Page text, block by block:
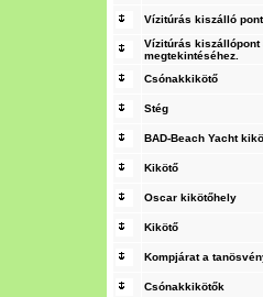
Vízitúrás kiszálló
Vízitúrás kiszállópont
megtekintéséhez.
Csónakkikötő
Stég
BAD-Beach Yacht
Kikötő
Oscar kikötőhely
Kikötő
Kompjárat a
Csónakkikötők